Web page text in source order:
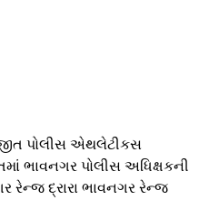
પોલીસ એથલેટીકસ
ભાવનગર પોલીસ અધિક્ષકની
રેન્જ દ્રારા ભાવનગર રેન્જ